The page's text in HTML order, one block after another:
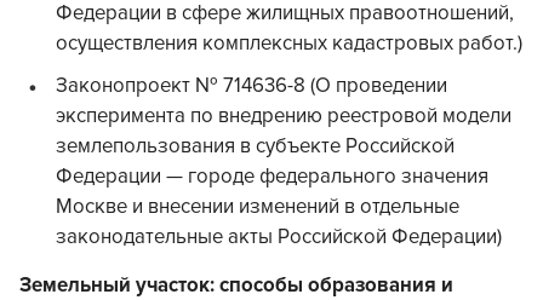
Федерации в сфере жилищных правоотношений,
осуществления комплексных кадастровых работ.)
Законопроект № 714636-8 (О проведении
эксперимента по внедрению реестровой модели
землепользования в субъекте Российской
Федерации — городе федерального значения
Москве и внесении изменений в отдельные
законодательные акты Российской Федерации)
Земельный участок: способы образования и